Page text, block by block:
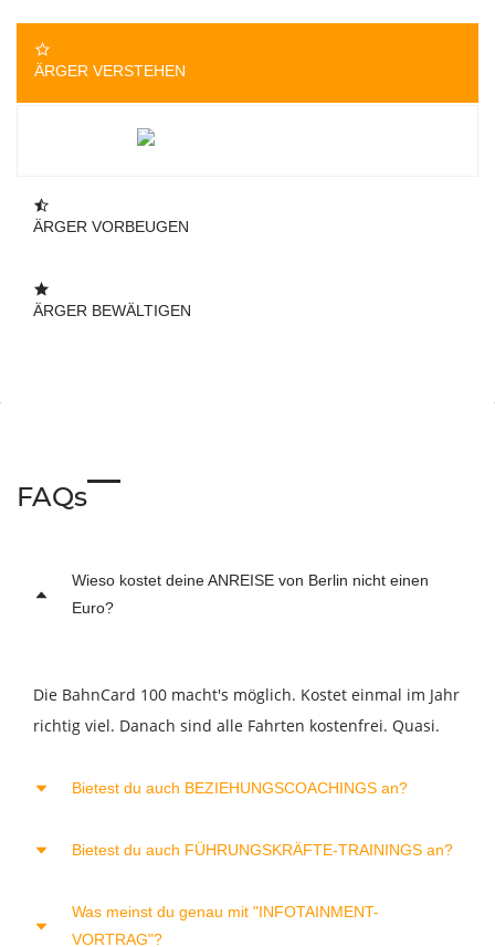
ÄRGER VERSTEHEN
ÄRGER VORBEUGEN
voraussichtlich ab Nov 2021
ÄRGER BEWÄLTIGEN
FAQs
Wieso kostet deine ANREISE von Berlin nicht einen
Euro?
Die BahnCard 100 macht's möglich. Kostet einmal im Jahr
richtig viel. Danach sind alle Fahrten kostenfrei. Quasi.
Bietest du auch BEZIEHUNGSCOACHINGS an?
Ja. Sehr gerne. Sind mir die wichtigsten ;-)
Bietest du auch FÜHRUNGSKRÄFTE-TRAININGS an?
Ja. Wie das in etwa abläuft, erläutert dir das Factsheet
Was meinst du genau mit "INFOTAINMENT-
VORTRAG"?